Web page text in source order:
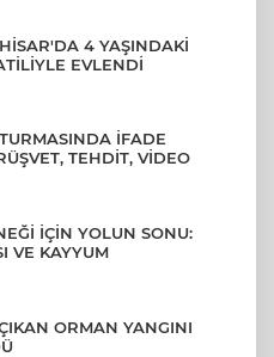
4 YAŞINDAKİ
EVLENDİ
İFADE
TEHDİT, VİDEO
İÇİN YOLUN SONU:
VE KAYYUM
ORMAN YANGINI